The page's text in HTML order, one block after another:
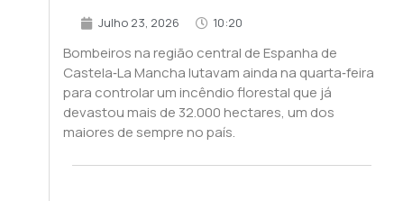
Julho 23, 2026 10:20
Bombeiros na região central de Espanha de
Castela‑La Mancha lutavam ainda na quarta‑feira
para controlar um incêndio florestal que já
devastou mais de 32.000 hectares, um dos
maiores de sempre no país.